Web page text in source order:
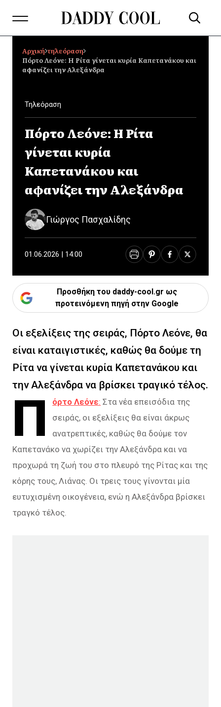
Αρχική τηλεόραση
Πόρτο Λεόνε: Η Ρίτα γίνεται κυρία Καπετανάκου και
αφανίζει την Αλεξάνδρα
Τηλεόραση
Πόρτο Λεόνε: Η Ρίτα
γίνεται κυρία
Καπετανάκου και
αφανίζει την Αλεξάνδρα
Γιώργος Πασχαλίδης
01.06.2026 | 14:00
Προσθήκη του daddy-cool.gr ως
προτεινόμενη πηγή στην Google
Οι εξελίξεις της σειράς, Πόρτο Λεόνε, θα
είναι καταιγιστικές, καθώς θα δούμε τη
Ρίτα να γίνεται κυρία Καπετανάκου και
την Αλεξάνδρα να βρίσκει τραγικό τέλος.
Π όρτο Λεόνε: Στα νέα επεισόδια της
σειράς, οι εξελίξεις θα είναι άκρως
ανατρεπτικές, καθώς θα δούμε τον
Καπετανάκο να χωρίζει την Αλεξάνδρα και να
προχωρά τη ζωή του στο πλευρό της Ρίτας και της
κόρης τους, Λιάνας. Οι τρεις τους γίνονται μία
ευτυχισμένη οικογένεια, ενώ η Αλεξάνδρα βρίσκει
τραγκό τέλος.